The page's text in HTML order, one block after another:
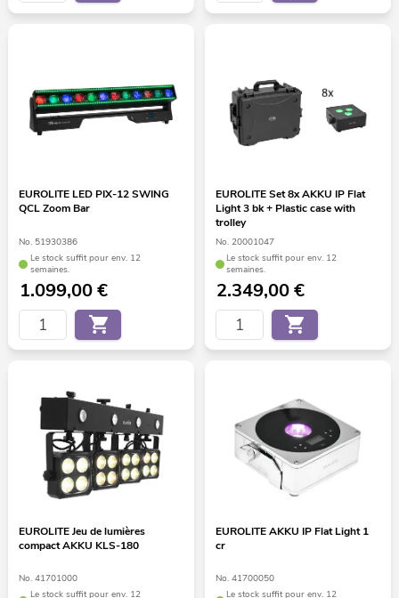
EUROLITE LED PIX-12 SWING
QCL Zoom Bar
No. 51930386
Le stock suffit pour env. 12
semaines.
1.099,00€
EUROLITE Set 8x AKKU IP Flat
Light 3 bk + Plastic case with
trolley
No. 20001047
Le stock suffit pour env. 12
semaines.
2.349,00€
EUROLITE Jeu de lumières
compact AKKU KLS-180
No. 41701000
Le stock suffit pour env. 12
EUROLITE AKKU IP Flat Light 1
cr
No. 41700050
Le stock suffit pour env. 12